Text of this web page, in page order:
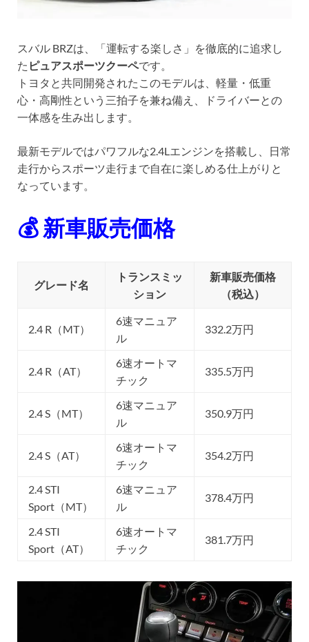
スバル BRZは、「運転する楽しさ」を徹底的に追求し
た ピュアスポーツクーペです。
トヨタと共同開発されたこのモデルは、軽量・低重
心・高剛性という三拍子を兼ね備え、ドライバーとの
一体感を生み出します。
最新モデルではパワフルな2.4Lエンジンを搭載し、日常
走行からスポーツ走行まで自在に楽しめる仕上がりと
なっています。
💰 新車販売価格
グレード名
トランスミッ
ション
新車販売価格
（税込）
2.4 R（MT）
6速マニュア
ル
332.2万円
2.4 R（AT）
6速オートマ
チック
335.5万円
2.4 S（MT）
6速マニュア
ル
350.9万円
2.4 S（AT）
6速オートマ
チック
354.2万円
2.4 STI
Sport（MT）
6速マニュア
ル
378.4万円
2.4 STI
Sport（AT）
6速オートマ
チック
381.7万円